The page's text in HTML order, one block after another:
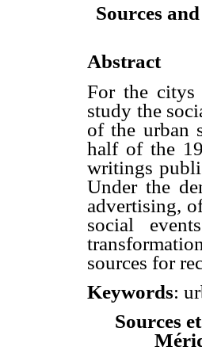
Sources
Abstract
For the
study the
of the urban
half of the
writings
Under the
advertising,
social
sources for
Keywords:
Sources